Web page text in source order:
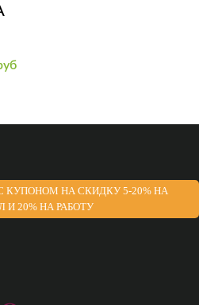
КУПОНОМ НА СКИДКУ 5-20% НА
И 20% НА РАБОТУ